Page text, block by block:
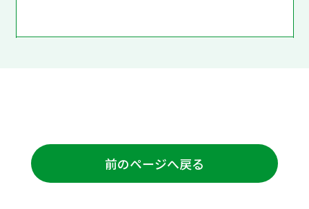
前のページへ戻る